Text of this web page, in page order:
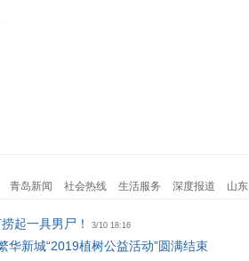
青岛新闻 社会热线 生活服务 深度报道 山东
起一具男尸！ 3/10 18:16
华新城“2019植树公益活动”圆满结束